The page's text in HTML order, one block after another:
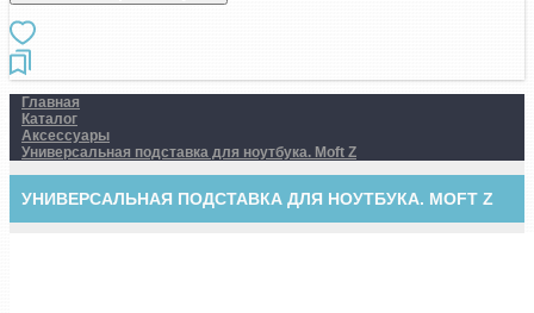
Главная
Каталог
Аксессуары
Универсальная подставка для ноутбука. Moft Z
УНИВЕРСАЛЬНАЯ ПОДСТАВКА ДЛЯ НОУТБУКА. MOFT Z